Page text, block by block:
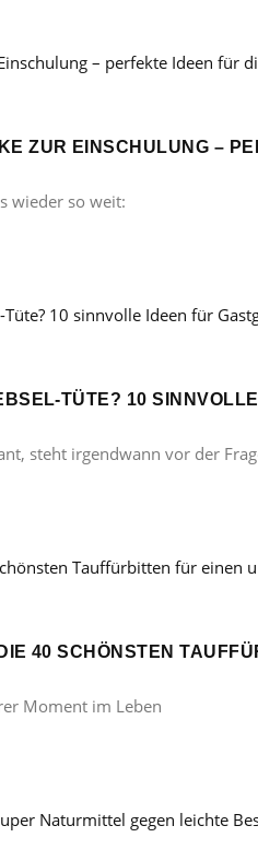
ZUR EINSCHULUNG –
wieder so weit:
TÜTE? 10
steht irgendwann vor der
40 SCHÖNSTEN
Moment im Leben